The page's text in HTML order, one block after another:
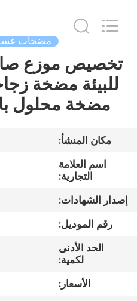
المنزل
المنتجات
برنامج
عنّا
جولة
المصنع
PRODUCTS
MANUFACTORY
Reserved.
مضخات
تخصيص موزع
مضخة محلول
مكان المنشأ:
اسم العلامة
التجارية:
إصدار الشهادات:
رقم الموديل:
الحد الأدنى
لكمية:
الأسعار: